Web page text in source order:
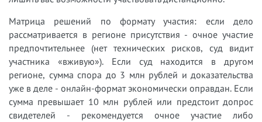
Матрица решений по формату участия: если дело
рассматривается в регионе присутствия - очное участие
предпочтительнее (нет технических рисков, суд видит
участника «вживую»). Если суд находится в другом
регионе, сумма спора до 3 млн рублей и доказательства
уже в деле - онлайн-формат экономически оправдан. Если
сумма превышает 10 млн рублей или предстоит допрос
свидетелей - рекомендуется очное участие либо